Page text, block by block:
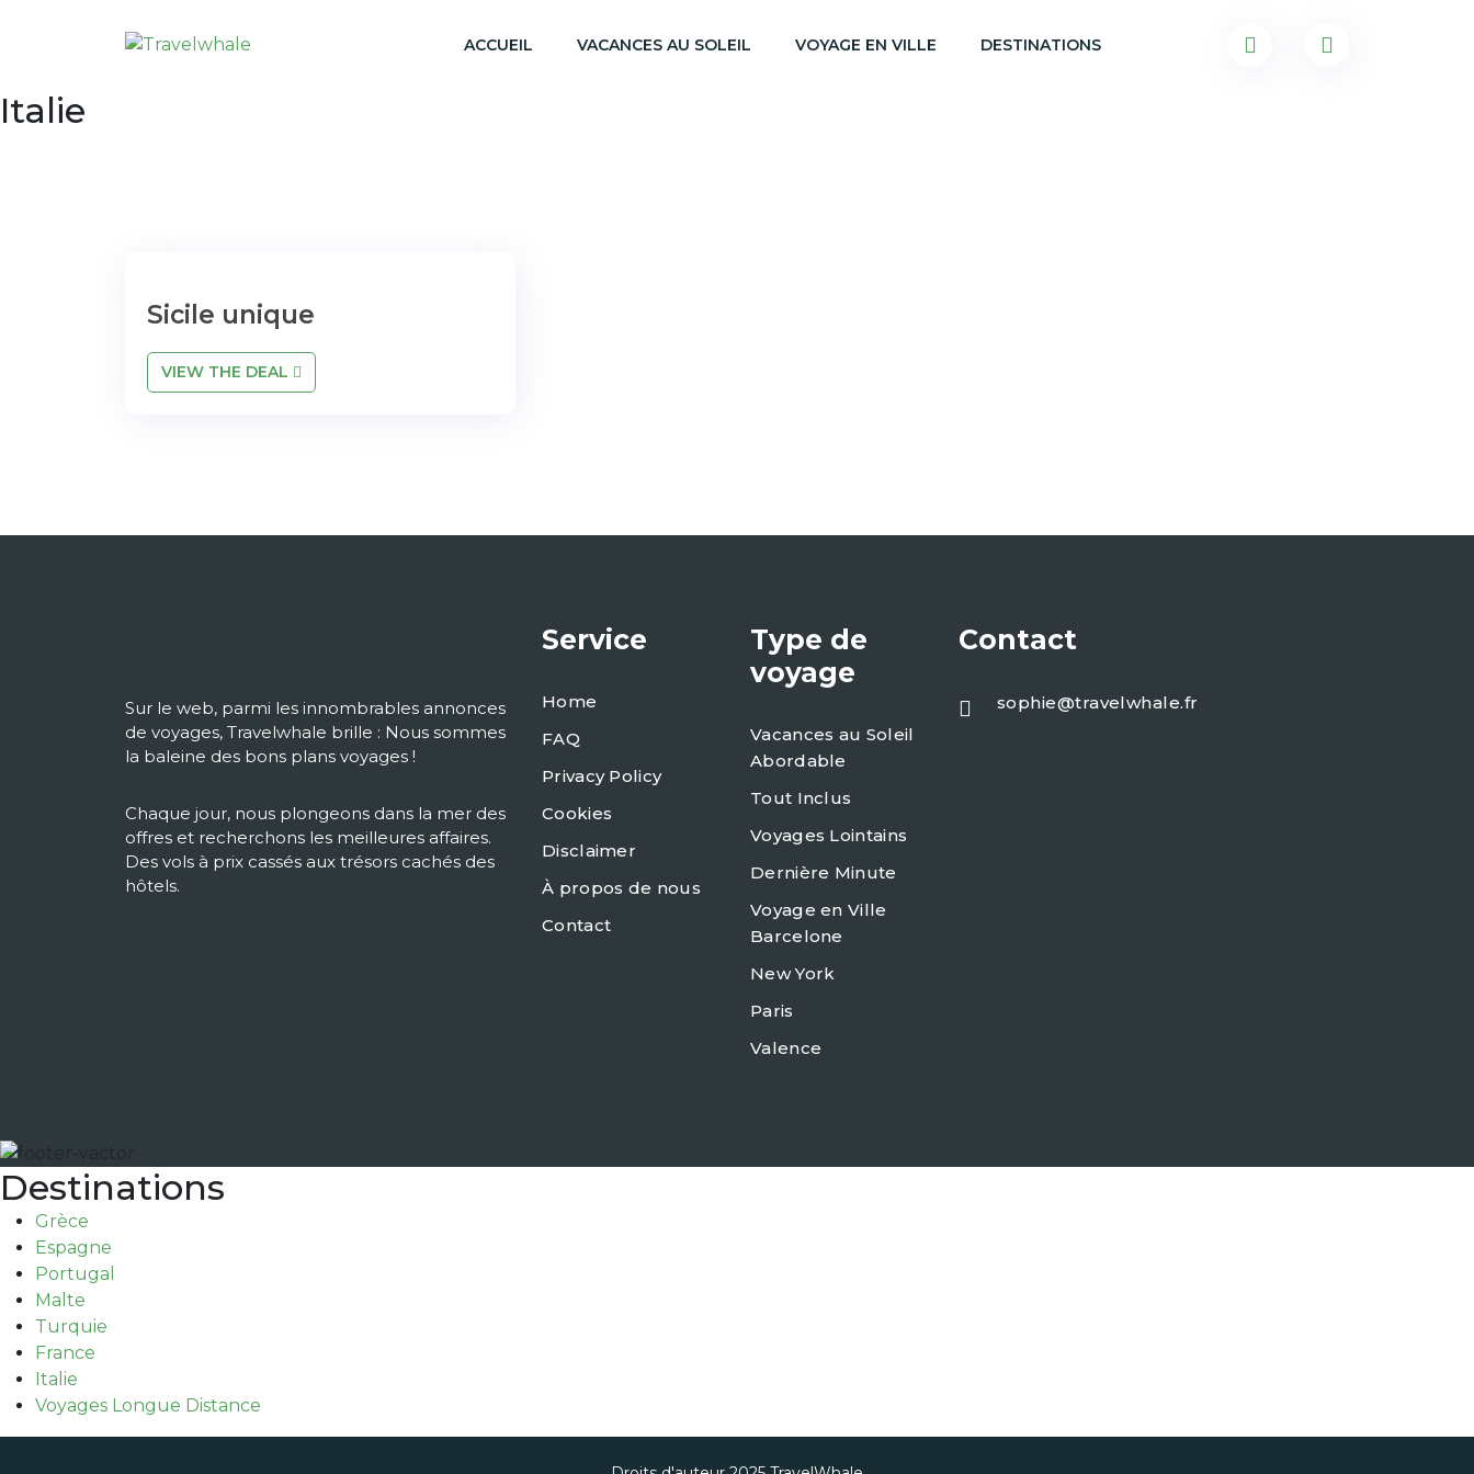
ACCUEIL VACANCES AU SOLEIL VOYAGE EN VILLE DESTINATIONS
Italie
Sicile unique
VIEW THE DEAL
Sur le web, parmi les innombrables annonces
de voyages, Travelwhale brille : Nous sommes
la baleine des bons plans voyages !
Chaque jour, nous plongeons dans la mer des
offres et recherchons les meilleures affaires.
Des vols à prix cassés aux trésors cachés des
hôtels.
Service
Home
FAQ
Privacy Policy
Cookies
Disclaimer
À propos de nous
Contact
Type de
voyage
Vacances au Soleil
Abordable
Tout Inclus
Voyages Lointains
Dernière Minute
Voyage en Ville
Barcelone
New York
Paris
Valence
Contact
sophie@travelwhale.fr
Destinations
Grèce
Espagne
Portugal
Malte
Turquie
France
Italie
Voyages Longue Distance